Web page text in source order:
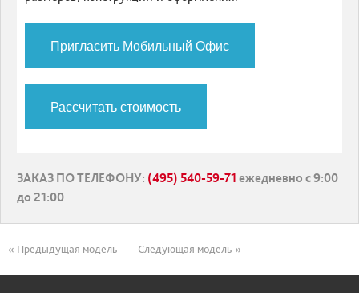
Пригласить Мобильный Офис
Рассчитать стоимость
ЗАКАЗ ПО ТЕЛЕФОНУ: (495) 540-59-71 ежедневно с 9:00
до 21:00
« Предыдущая модель Следующая модель »